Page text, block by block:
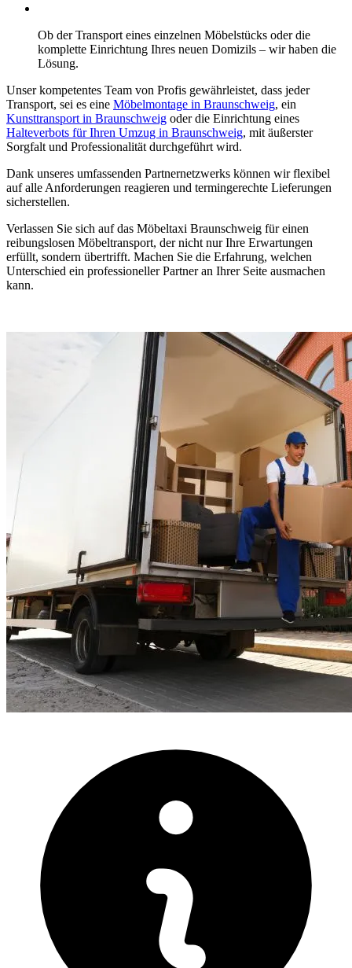
Ob der Transport eines einzelnen Möbelstücks oder die
komplette Einrichtung Ihres neuen Domizils – wir haben die
Lösung.
Unser kompetentes Team von Profis gewährleistet, dass jeder
Transport, sei es eine Möbelmontage in Braunschweig, ein
Kunsttransport in Braunschweig oder die Einrichtung eines
Halteverbots für Ihren Umzug in Braunschweig, mit äußerster
Sorgfalt und Professionalität durchgeführt wird.
Dank unseres umfassenden Partnernetzwerks können wir flexibel
auf alle Anforderungen reagieren und termingerechte Lieferungen
sicherstellen.
Verlassen Sie sich auf das Möbeltaxi Braunschweig für einen
reibungslosen Möbeltransport, der nicht nur Ihre Erwartungen
erfüllt, sondern übertrifft. Machen Sie die Erfahrung, welchen
Unterschied ein professioneller Partner an Ihrer Seite ausmachen
kann.